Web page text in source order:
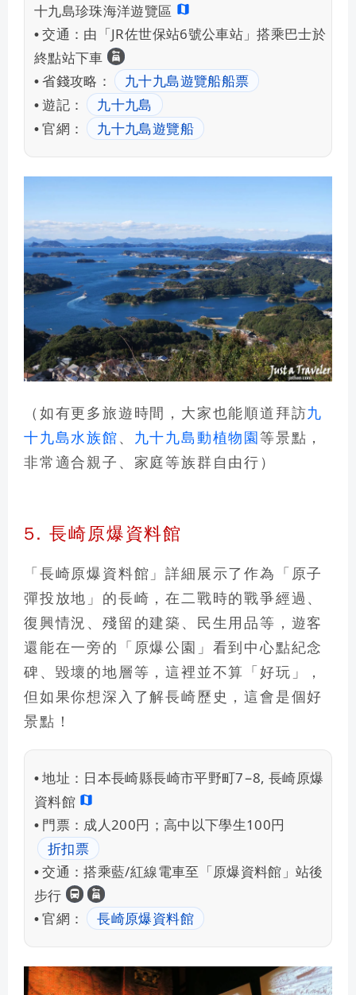
十九島珍珠海洋遊覽區
• 交通： 由「JR佐世保站6號公車站」搭乘巴士於
終點站下車
租車自駕
• 省錢攻略： 九十九島遊覽船船票
• 遊記： 九十九島
• 官網： 九十九島遊覽船
（如有更多旅遊時間，大家也能順道拜訪九
十九島水族館、 九十九島動植物園等景點，
非常適合親子、家庭等族群自由行）
5. 長崎原爆資料館
「長崎原爆資料館 」詳細展示了作為「原子
彈投放地」的長崎，在二戰時的戰爭經過、
復興情況、殘留的建築、民生用品等，遊客
還能在一旁的「 原爆公園 」看到中心點紀念
碑、毀壞的地層等，這裡並不算「好玩」，
但如果你想深入了解長崎歷史，這會是個好
景點！
• 地址： 日本長崎縣長崎市平野町7−8, 長崎原爆
資料館
• 門票： 成人200円；高中以下學生100円
折扣票
• 交通：搭乘藍/紅線電車至「原爆資料館」站後
步行
長崎交通租車自駕
• 官網： 長崎原爆資料館